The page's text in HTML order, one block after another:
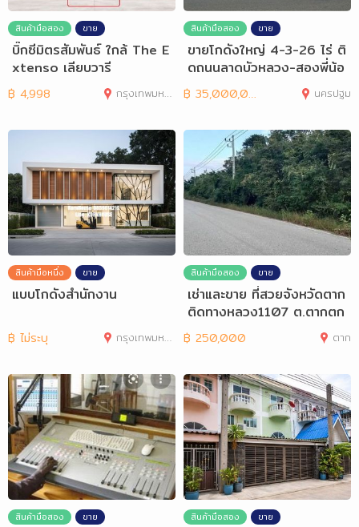
สินค้ามือสอง ขาย
บิ๊กซีมิตรสัมพันธ์ ใกล้ The E
xtenso เลียบวารี
฿ 4,998 กรุงเทพมหานคร
สินค้ามือสอง ขาย
ขายโกดังใหญ่ 4-3-26 ไร่ ติ
ดถนนลาดบัวหลวง-สองพี่น้อ
ง(3422) จ.
฿ 35,000,000 นครปฐม
สินค้ามือหนึ่ง ขาย
แบบโกดังสำนักงาน
฿ ไม่ระบุ กรุงเทพมหานคร
สินค้ามือสอง ขาย
เช่าและขาย ที่สวยจังหวัดตาก
ติดทางหลวง1107 ต.ตากตก
฿ 250,000 ตาก
สินค้ามือสอง ขาย สินค้ามือสอง ขาย